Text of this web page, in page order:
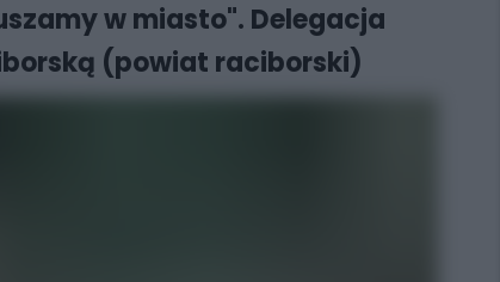
w miasto". Delegacja
(powiat raciborski)